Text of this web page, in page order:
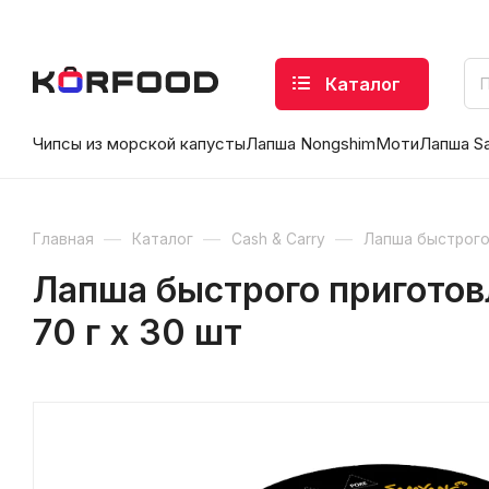
Каталог
Чипсы из морской капустыЛапша NongshimМотиЛапша
Главная — Каталог — Cash & Carry — Лапша
Лапша быстрого
70 г х 30 шт